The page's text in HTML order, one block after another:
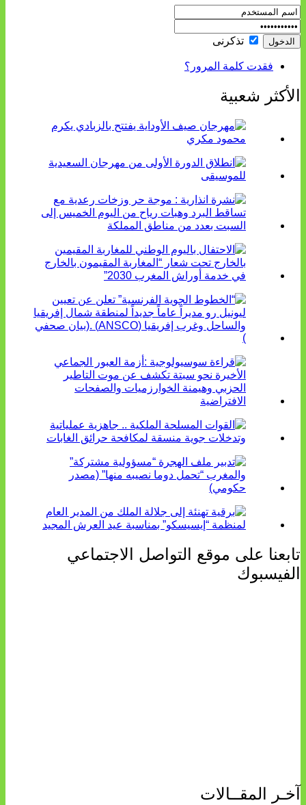
تذكرنى
فقدت كلمة المرور؟
الأكثر شعبية
تابعنا على موقع التواصل الاجتماعي
الفيسبوك
آخـر المقــالات